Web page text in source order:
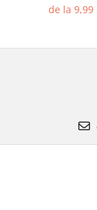
de la 9,99